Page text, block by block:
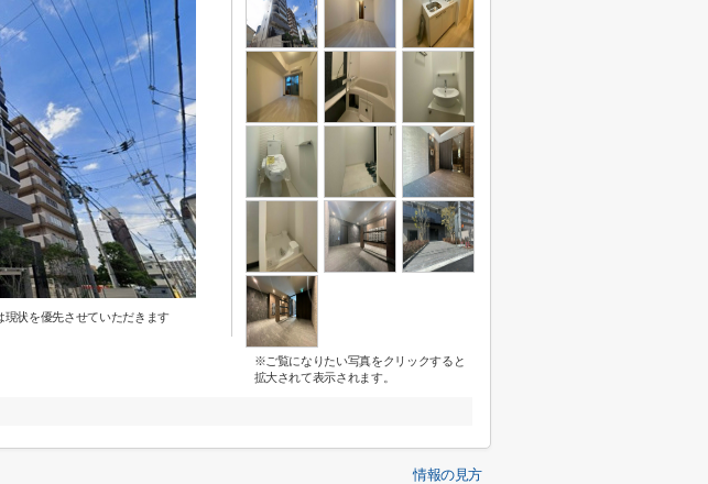
状を優先させていただきます
※ご覧になりたい写真をクリックすると
拡大されて表示されます。
情報の見方